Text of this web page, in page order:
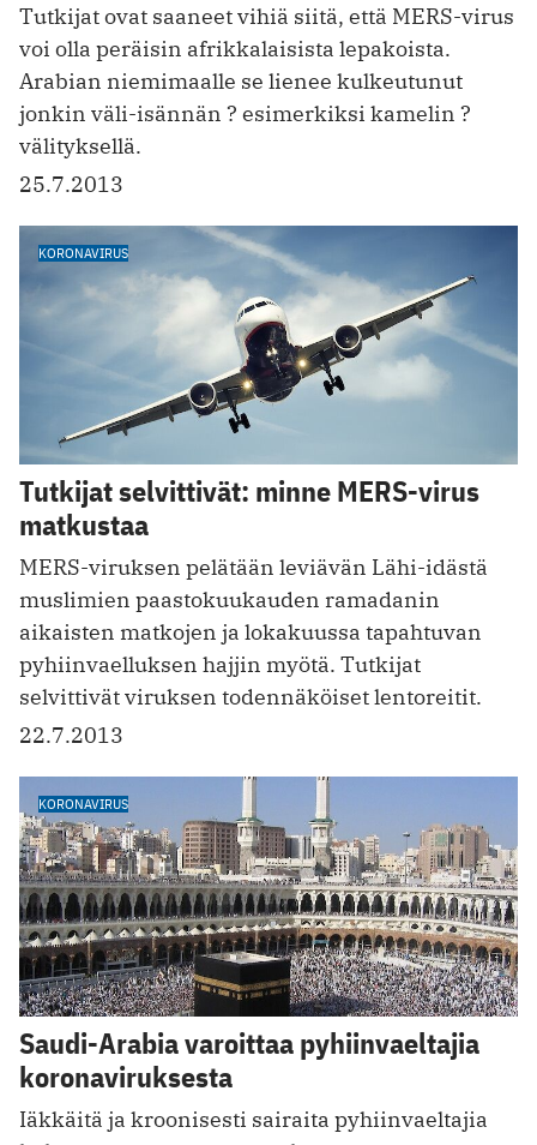
Tutkijat ovat saaneet vihiä siitä, että MERS-virus
voi olla peräisin afrikkalaisista lepakoista.
Arabian niemimaalle se lienee kulkeutunut
jonkin väli-isännän ? esimerkiksi kamelin ?
välityksellä.
25.7.2013
KORONAVIRUS
Tutkijat selvittivät: minne MERS-virus
matkustaa
MERS-viruksen pelätään leviävän Lähi-idästä
muslimien paastokuukauden ramadanin
aikaisten matkojen ja lokakuussa tapahtuvan
pyhiinvaelluksen hajjin myötä. Tutkijat
selvittivät viruksen todennäköiset lentoreitit.
22.7.2013
KORONAVIRUS
Saudi-Arabia varoittaa pyhiinvaeltajia
koronaviruksesta
Iäkkäitä ja kroonisesti sairaita pyhiinvaeltajia